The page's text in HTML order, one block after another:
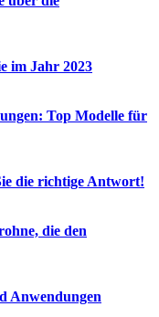
im Jahr 2023
Top Modelle für
die richtige Antwort!
die den
Anwendungen